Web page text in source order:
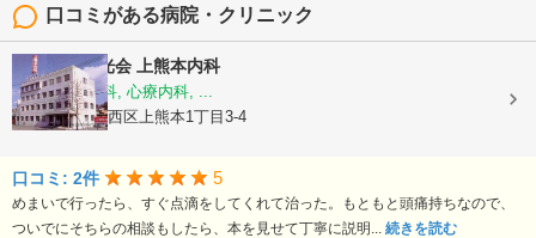
口コミがある病院・クリニック
医療法人陽光会 上熊本内科
内科, 神経内科, 心療内科, ...
熊本県熊本市西区上熊本1丁目3-4
口コミ: 2件 5
めまいで行ったら、すぐ点滴をしてくれて治った。もともと頭痛持ちなので、
ついでにそちらの相談もしたら、本を見せて丁寧に説明... 続きを読む